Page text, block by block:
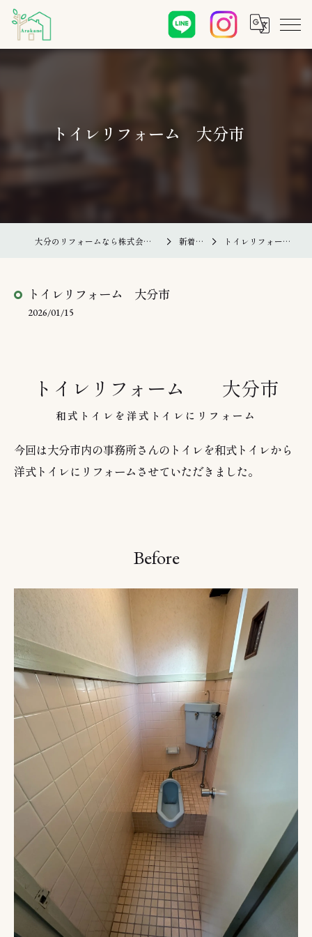
トイレリフォーム 大分市
大分のリフォームなら株式会社あらかね住建 新着情報 トイレリフォーム 大分市
トイレリフォーム 大分市
2026/01/15
トイレリフォーム 大分市
和式トイレを洋式トイレにリフォーム
今回は大分市内の事務所さんのトイレを和式トイレから
洋式トイレにリフォームさせていただきました。
Before